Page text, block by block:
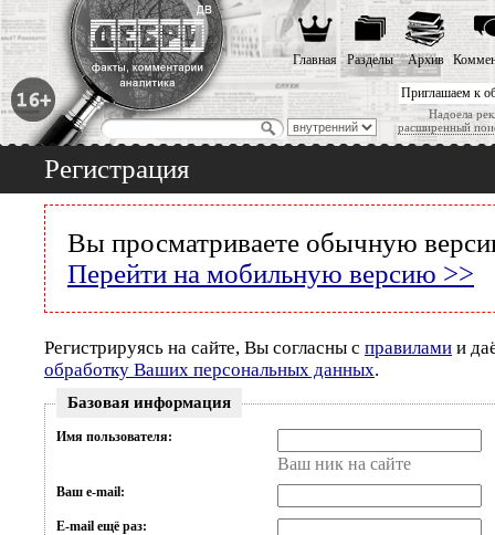
Приглашаем к
Надоела
расширенный
Главная Разделы Архив
Регистрация
Вы просматриваете обычную
Перейти на мобильную версию >>
Регистрируясь на сайте, Вы согласны с правилами и
обработку Ваших персональных данных.
Базовая информация
Имя пользователя:
Ваш ник на сайте
Ваш e-mail:
E-mail ещё раз: